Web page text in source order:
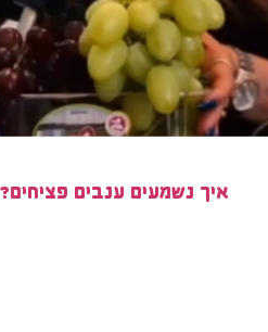
איך נשמעים ענבים פציחים?